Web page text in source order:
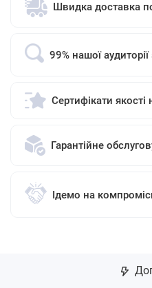
Швидка доставка
99% нашої
Сертифікати якості
Гарантійне
Ідемо на